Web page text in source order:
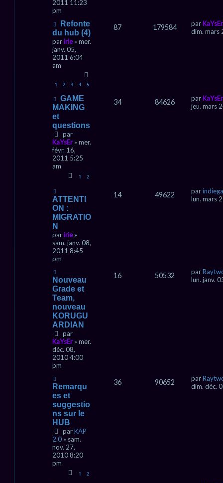
2011 11:23
pm
Refonte
du hub (4)
paririe» mer.
janv. 05,
2011 6:04
am
1 2 3 4 5
87 179584 par KaYsEr
dim. mars
GAME
MAKING
et
questions
par
KaYsEr» mer.
févr. 16,
2011 5:25
am
1 2
34 84626 par KaYsEr
jeu. mars
ATTENTI
ON :
MIGRATIO
N
paririe»
sam. janv. 08,
2011 8:45
pm
14 49622 par
lun. mars
Nouveau
Grade et
Team,
nouveau
KORUGU
ARDIAN
par
KaYsEr» mer.
déc. 08,
2010 4:00
pm
16 50532 par
lun. janv.
Remarqu
es et
suggestio
ns sur le
HUB
parKAP
2.0 » sam.
nov. 27,
2010 8:20
pm
1 2
36 90652 par
dim. déc.